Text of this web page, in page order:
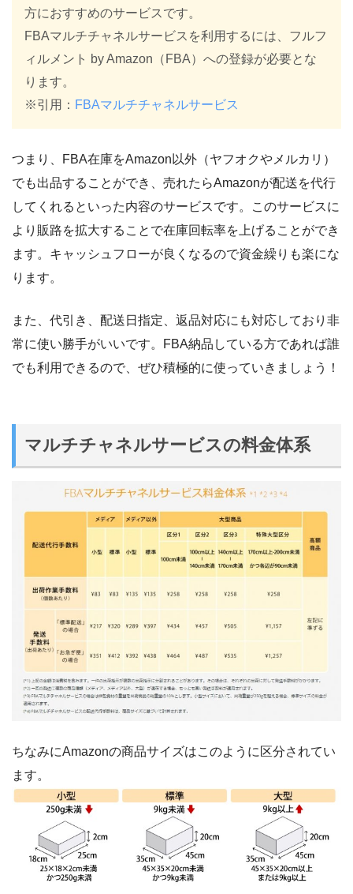
方におすすめのサービスです。
FBAマルチチャネルサービスを利用するには、フルフ
ィルメント by Amazon（FBA）への登録が必要とな
ります。
※引用： FBAマルチチャネルサービス
つまり、FBA在庫をAmazon以外（ヤフオクやメルカリ）
でも出品することができ、売れたらAmazonが配送を代行
してくれるといった内容のサービスです。このサービスに
より販路を拡大することで在庫回転率を上げることができ
ます。キャッシュフローが良くなるので資金繰りも楽にな
ります。
また、代引き、配送日指定、返品対応にも対応しており非
常に使い勝手がいいです。FBA納品している方であれば誰
でも利用できるので、ぜひ積極的に使っていきましょう！
マルチチャネルサービスの料金体系
ちなみにAmazonの商品サイズはこのように区分されてい
ます。